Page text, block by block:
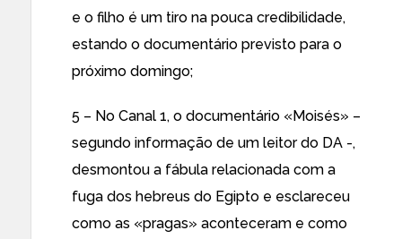
e o filho é um tiro na pouca credibilidade,
estando o documentário previsto para o
próximo domingo;
5 – No Canal 1, o documentário «Moisés» –
segundo informação de um leitor do DA -,
desmontou a fábula relacionada com a
fuga dos hebreus do Egipto e esclareceu
como as «pragas» aconteceram e como